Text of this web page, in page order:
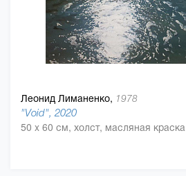
Леонид Лиманенко, 1978
"Void", 2020
50 x 60 см, холст, масляная краска